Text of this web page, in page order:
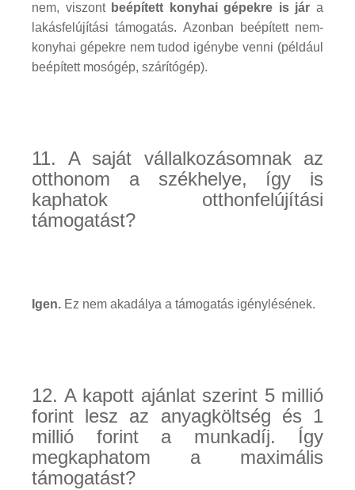
nem, viszont beépített konyhai gépekre is jár a
lakásfelújítási támogatás. Azonban beépített nem-
konyhai gépekre nem tudod igénybe venni (például
beépített mosógép, szárítógép).
11. A saját vállalkozásomnak az
otthonom a székhelye, így is
kaphatok otthonfelújítási
támogatást?
Igen. Ez nem akadálya a támogatás igénylésének.
12. A kapott ajánlat szerint 5 millió
forint lesz az anyagköltség és 1
millió forint a munkadíj. Így
megkaphatom a maximális
támogatást?